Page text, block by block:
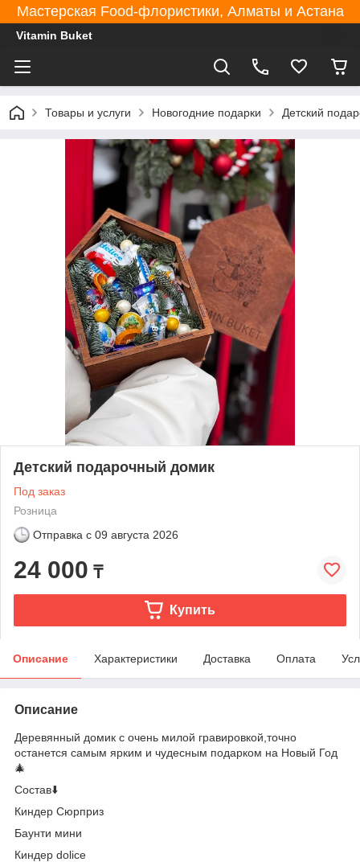
Мастерская Food-флористики, Алматы и Астана
Vitamin Buket
Товары и услуги Новогодние подарки Детский
Детский подарочный домик
Под заказ
Розница
Отправка с 09 августа 2026
24 000 ₸
Купить
Описание Характеристики Доставка Оплата
Описание
Деревянный домик с очень милой гравировкой,точно
останется самым ярким и чудесным подарком на Новый Год
🎄
Состав⬇️
Киндер Сюрприз
Баунти мини
Киндер dolice